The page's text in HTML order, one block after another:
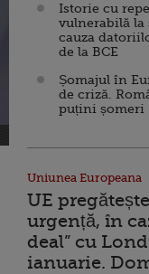
Istorie cu
vulnerabilă
cauza
de la BCE
Șomajul în
de criză.
puțini șomeri
Uniunea Europeana
UE
urgență, în
deal” cu
ianuarie.